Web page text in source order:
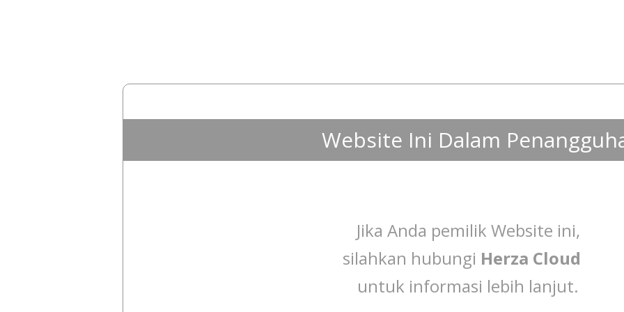
Website Ini Dalam
Jika Anda pemilik Website ini,
silahkan hubungi Herza Cloud
untuk informasi lebih lanjut.